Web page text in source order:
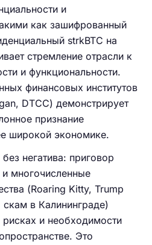
и
как зашифрованный
strkBTC на
стремление отрасли к
и функциональности.
финансовых институтов
DTCC) демонстрирует
признание
широкой экономике.
негатива: приговор
многочисленные
(Roaring Kitty, Trump
в Калининграде)
и необходимости
Это